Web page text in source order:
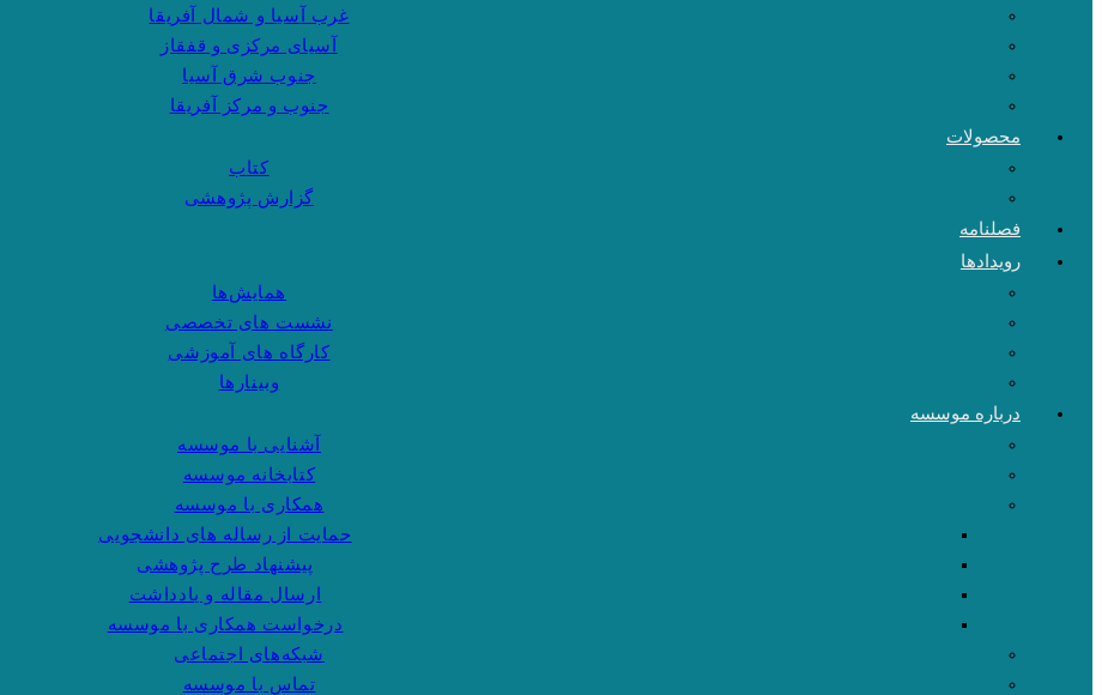
غرب آسیا و شمال آفریقا
آسیای مرکزی و قفقاز
جنوب شرق آسیا
جنوب و مرکز آفریقا
محصولات
کتاب
گزارش پژوهشی
فصلنامه
رویدادها
همایش‌ها
نشست های تخصصی
کارگاه های آموزشی
وبینارها
درباره موسسه
آشنایی با موسسه
کتابخانه موسسه
همکاری با موسسه
حمایت از رساله های دانشجویی
پیشنهاد طرح پژوهشی
ارسال مقاله و یادداشت
درخواست همکاری با موسسه
شبکه‌های اجتماعی
تماس با موسسه